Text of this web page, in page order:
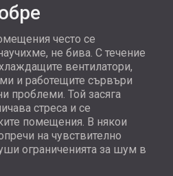
често се
не бива. С течение
вентилатори,
и работещите сървъри
проблеми. Той засяга
стреса и се
помещения. В някои
на чувствително
ограниченията за шум в